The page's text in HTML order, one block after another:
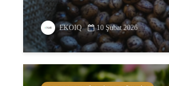
EKOIQ 10 Şubat 2026